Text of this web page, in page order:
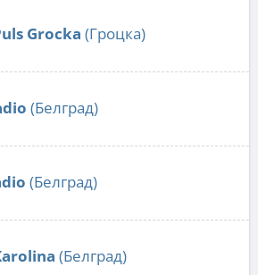
Grocka (Гроцка)
(Белград)
(Белград)
(Белград)